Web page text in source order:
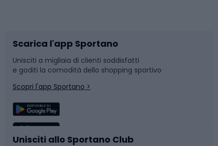
Bushcraft
Corsa
Sport di squadra
Caschi da ciclismo
Slitte e slittini
Snowboard
Camminata nordica
Nuoto
Scarica l'app Sportano
Unisciti a migliaia di clienti soddisfatti
e goditi la comodità dello shopping sportivo
Scopri l'app Sportano >
Unisciti allo Sportano Club